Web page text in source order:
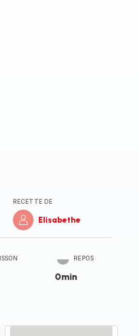
RECETTE DE
Elisabethe
REPOS
0min